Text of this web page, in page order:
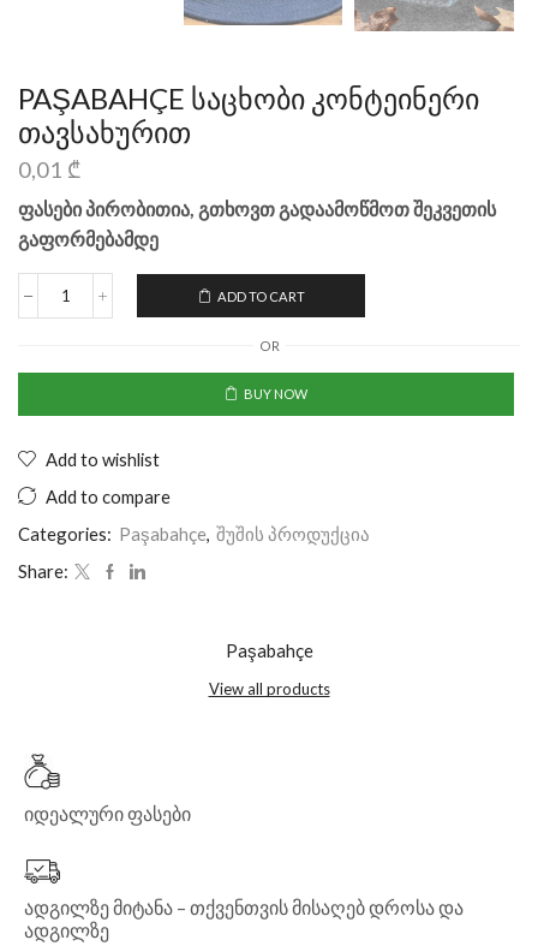
PAŞABAHÇE საცხობი კონტეინერი
თავსახურით
0,01 ₾
ფასები პირობითია, გთხოვთ გადაამოწმოთ შეკვეთის
გაფორმებამდე
ADD TO CART
OR
BUY NOW
Add to wishlist
Add to compare
Categories: Paşabahçe, შუშის პროდუქცია
Share:
Paşabahçe
View all products
იდეალური ფასები
ადგილზე მიტანა – თქვენთვის მისაღებ დროსა და
ადგილზე